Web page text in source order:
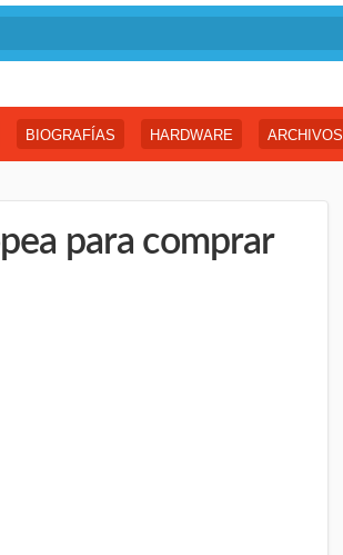
BIOGRAFÍAS HARDWARE ARCHIVOS
para comprar